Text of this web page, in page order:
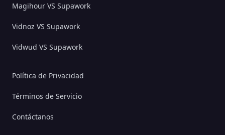
Magihour VS Supawork
Vidnoz VS Supawork
Vidwud VS Supawork
Política de Privacidad
Términos de Servicio
Contáctanos